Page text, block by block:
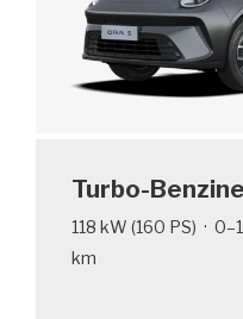
Turbo-
118 kW (160 PS) ·
km